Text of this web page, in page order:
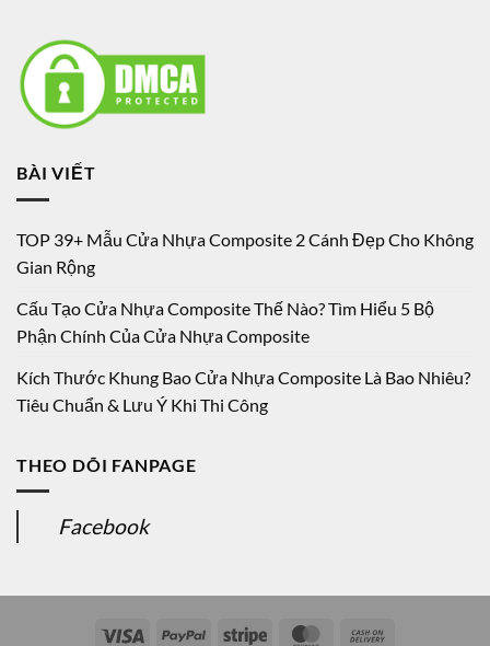
BÀI VIẾT
TOP 39+ Mẫu Cửa Nhựa Composite 2 Cánh Đẹp Cho Không
Gian Rộng
Cấu Tạo Cửa Nhựa Composite Thế Nào? Tìm Hiểu 5 Bộ
Phận Chính Của Cửa Nhựa Composite
Kích Thước Khung Bao Cửa Nhựa Composite Là Bao Nhiêu?
Tiêu Chuẩn & Lưu Ý Khi Thi Công
THEO DÕI FANPAGE
Facebook
Visa PayPal Stripe MasterCard